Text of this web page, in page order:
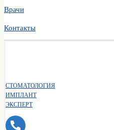
Врачи
Контакты
СТОМАТОЛОГИЯ
ИМПЛАНТ
ЭКСПЕРТ